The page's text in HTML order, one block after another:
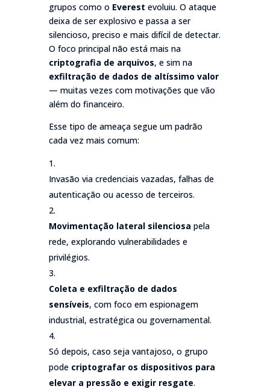
grupos como o Everest evoluiu. O ataque
deixa de ser explosivo e passa a ser
silencioso, preciso e mais difícil de detectar.
O foco principal não está mais na
criptografia de arquivos, e sim na
exfiltração de dados de altíssimo valor
— muitas vezes com motivações que vão
além do financeiro.
Esse tipo de ameaça segue um padrão
cada vez mais comum:
Invasão via credenciais vazadas, falhas de
autenticação ou acesso de terceiros.
Movimentação lateral silenciosa pela
rede, explorando vulnerabilidades e
privilégios.
Coleta e exfiltração de dados
sensíveis, com foco em espionagem
industrial, estratégica ou governamental.
Só depois, caso seja vantajoso, o grupo
pode criptografar os dispositivos para
elevar a pressão e exigir resgate.